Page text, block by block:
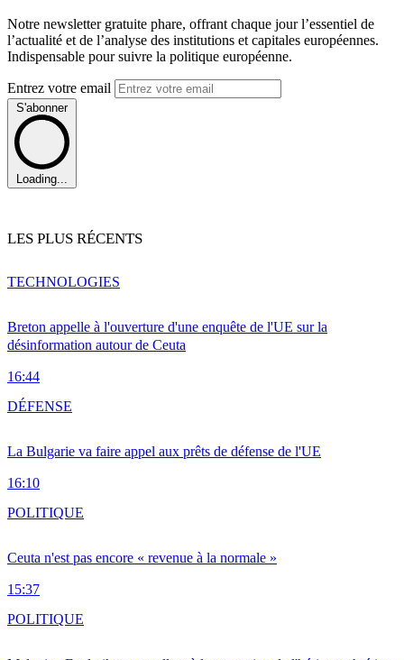
Notre newsletter gratuite phare, offrant chaque jour l’essentiel de
l’actualité et de l’analyse des institutions et capitales européennes.
Indispensable pour suivre la politique européenne.
Entrez votre email
S'abonner
Loading...
LES PLUS RÉCENTS
Breton appelle à l'ouverture d'une enquête de l'UE sur la
désinformation autour de Ceuta
16:44
TECHNOLOGIES
La Bulgarie va faire appel aux prêts de défense de l'UE
16:10
DÉFENSE
Ceuta n'est pas encore « revenue à la normale »
15:37
POLITIQUE
POLITIQUE